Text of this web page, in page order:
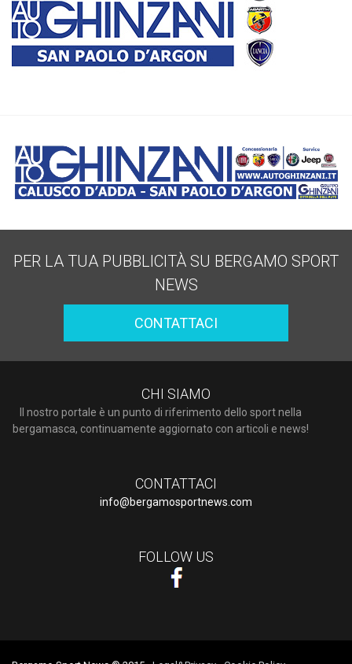
PER LA TUA PUBBLICITÀ SU BERGAMO SPORT
NEWS
CONTATTACI
CHI SIAMO
Il nostro portale è un punto di riferimento dello sport nella
bergamasca, continuamente aggiornato con articoli e news!
CONTATTACI
info@bergamosportnews.com
FOLLOW US